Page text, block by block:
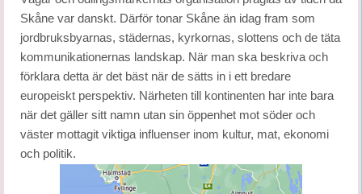
Skåne var danskt. Därför tonar Skåne än idag fram som
jordbruksbyarnas, städernas, kyrkornas, slottens och de täta
kommunikationernas landskap. När man ska beskriva och
förklara detta är det bäst när de sätts in i ett bredare
europeiskt perspektiv. Närheten till kontinenten har inte bara
när det gäller sitt namn utan sin öppenhet mot söder och
väster mottagit viktiga influenser inom kultur, mat, ekonomi
och politik.